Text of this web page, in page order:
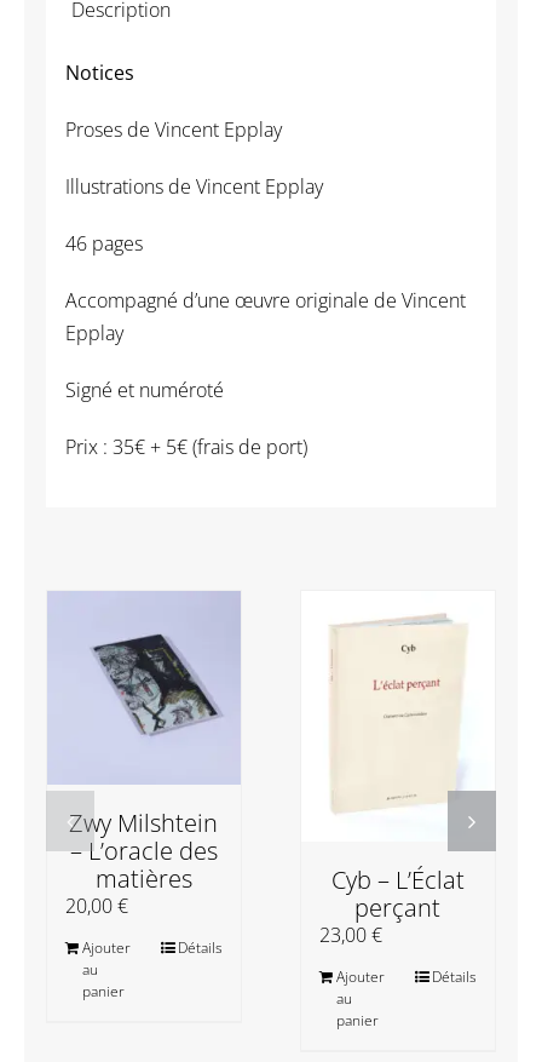
Description
Notices
Proses de Vincent Epplay
Illustrations de Vincent Epplay
46 pages
Accompagné d’une œuvre originale de Vincent
Epplay
Signé et numéroté
Prix : 35€ + 5€ (frais de port)
Zwy Milshtein
– L’oracle des
matières
20,00€
Ajouter
au
panier
Détails
Cyb – L’Éclat
perçant
23,00€
Ajouter
au
panier
Détails